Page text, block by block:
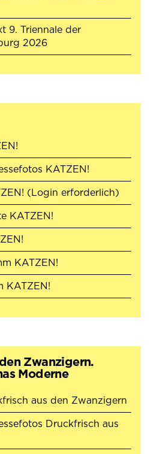
9. Triennale der
2026(öffnet in neuem Tab)
KATZEN!
(Login erforderlich)
KATZEN!
KATZEN!
KATZEN!
Zwanzigern.
Moderne
aus den Zwanzigern
Druckfrisch aus